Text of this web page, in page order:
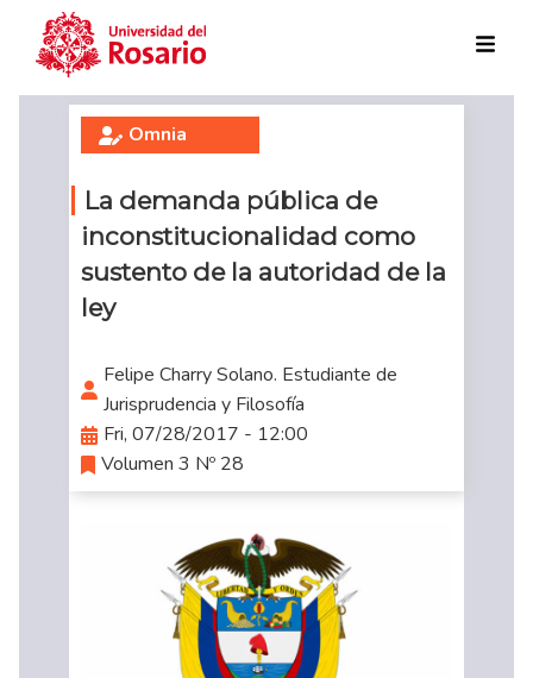
Skip to main content
Omnia
La demanda pública de
inconstitucionalidad como
sustento de la autoridad de la
ley
Felipe Charry Solano. Estudiante de
Jurisprudencia y Filosofía
Fri, 07/28/2017 - 12:00
Volumen 3 Nº 28